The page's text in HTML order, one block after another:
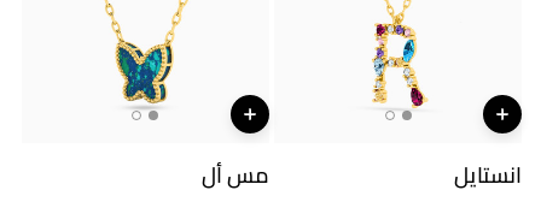
انستايل مس أل